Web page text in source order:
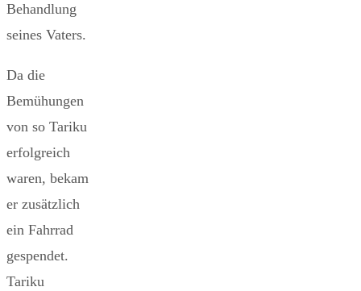
Behandlung
seines Vaters.
Da die
Bemühungen
von so Tariku
erfolgreich
waren, bekam
er zusätzlich
ein Fahrrad
gespendet.
Tariku